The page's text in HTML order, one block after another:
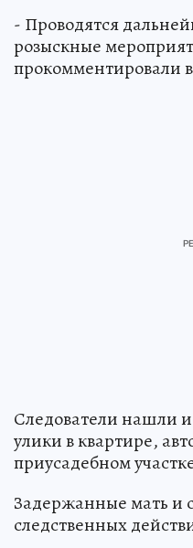
- Проводятся
розыскные
прокомментировали
Следователи нашли
улики в квартире,
приусадебном
Задержанные мать и
следственных